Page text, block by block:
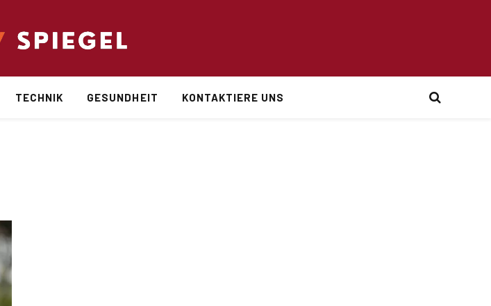
TECHNIK GESUNDHEIT KONTAKTIERE UNS